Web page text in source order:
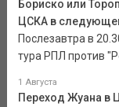
Бориско или
ЦСКА в
Послезавтра в
тура РПЛ против
1 Августа
Переход Жуана в